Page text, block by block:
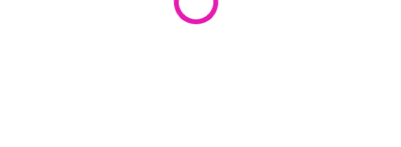
náhradné brúsne papiere na kovový pilník 60 grit, samolepiace
päty, profesionálna pedikúra príslušenstvo, hygiena v pedikúre 10ks